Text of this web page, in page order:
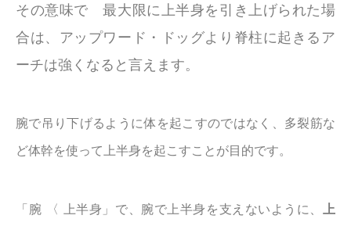
その意味で 最大限に上半身を引き上げられた場
合は、アップワード・ドッグより脊柱に起きるア
ーチは強くなると言えます。
腕で吊り下げるように体を起こすのではなく、多裂筋な
ど体幹を使って上半身を起こすことが目的です。
「腕 〈 上半身」で、腕で上半身を支えないように、
上